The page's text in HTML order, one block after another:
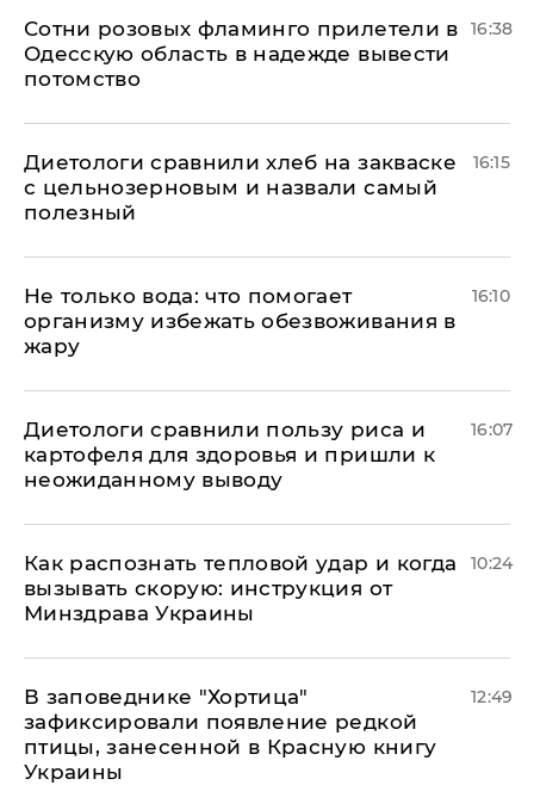
Сотни розовых фламинго прилетели в
Одесскую область в надежде вывести
потомство
16:38
Диетологи сравнили хлеб на закваске
с цельнозерновым и назвали самый
полезный
16:15
Не только вода: что помогает
организму избежать обезвоживания в
жару
16:10
Диетологи сравнили пользу риса и
картофеля для здоровья и пришли к
неожиданному выводу
16:07
Как распознать тепловой удар и когда
вызывать скорую: инструкция от
Минздрава Украины
10:24
В заповеднике "Хортица"
зафиксировали появление редкой
птицы, занесенной в Красную книгу
Украины
12:49